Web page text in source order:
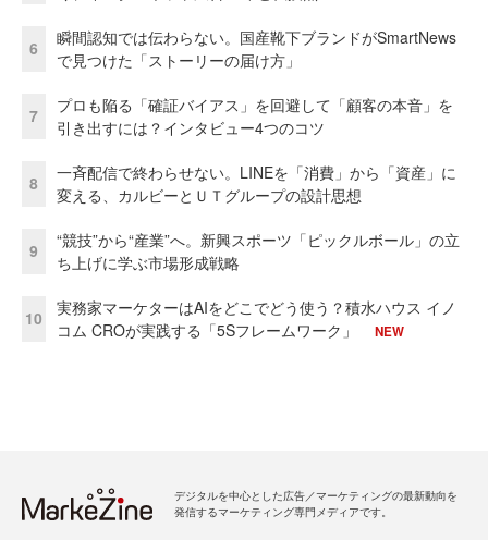
6
瞬間認知では伝わらない。国産靴下ブランドがSmartNews
で見つけた「ストーリーの届け方」
7
プロも陥る「確証バイアス」を回避して「顧客の本音」を
引き出すには？インタビュー4つのコツ
8
一斉配信で終わらせない。LINEを「消費」から「資産」に
変える、カルビーとＵＴグループの設計思想
9
“競技”から“産業”へ。新興スポーツ「ピックルボール」の立
ち上げに学ぶ市場形成戦略
10
実務家マーケターはAIをどこでどう使う？積水ハウス イノ
コム CROが実践する「5Sフレームワーク」
NEW
デジタルを中心とした広告／マーケティングの最新動向を
発信するマーケティング専門メディアです。